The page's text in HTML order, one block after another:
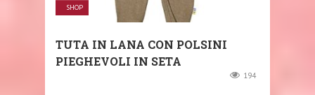
SHOP
TUTA IN LANA CON POLSINI
PIEGHEVOLI IN SETA
194